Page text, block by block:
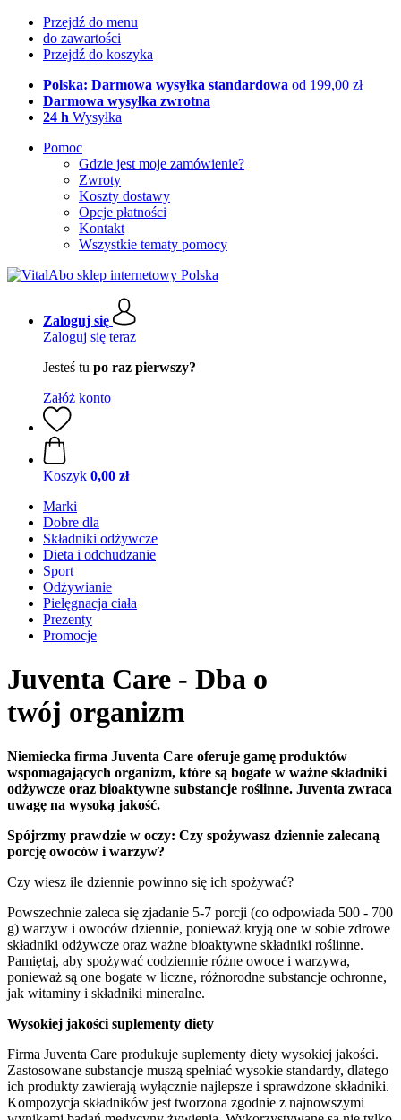
Przejdź do menu
do zawartości
Przejdź do koszyka
Polska: Darmowa wysyłka standardowa od 199,00 zł
Darmowa wysyłka zwrotna
24 h Wysyłka
Pomoc
Gdzie jest moje zamówienie?
Zwroty
Koszty dostawy
Opcje płatności
Kontakt
Wszystkie tematy pomocy
Zaloguj się
Zaloguj się teraz
Jesteś tu po raz pierwszy?
Załóż konto
Koszyk 0,00 zł
Marki
Dobre dla
Składniki odżywcze
Dieta i odchudzanie
Sport
Odżywianie
Pielęgnacja ciała
Prezenty
Promocje
Juventa Care - Dba o
twój organizm
Niemiecka firma Juventa Care oferuje gamę produktów
wspomagających organizm, które są bogate w ważne składniki
odżywcze oraz bioaktywne substancje roślinne. Juventa zwraca
uwagę na wysoką jakość.
Spójrzmy prawdzie w oczy: Czy spożywasz dziennie zalecaną
porcję owoców i warzyw?
Czy wiesz ile dziennie powinno się ich spożywać?
Powszechnie zaleca się zjadanie 5-7 porcji (co odpowiada 500 - 700
g) warzyw i owoców dziennie, ponieważ kryją one w sobie zdrowe
składniki odżywcze oraz ważne bioaktywne składniki roślinne.
Pamiętaj, aby spożywać codziennie różne owoce i warzywa,
ponieważ są one bogate w liczne, różnorodne substancje ochronne,
jak witaminy i składniki mineralne.
Wysokiej jakości suplementy diety
Firma Juventa Care produkuje suplementy diety wysokiej jakości.
Zastosowane substancje muszą spełniać wysokie standardy, dlatego
ich produkty zawierają wyłącznie najlepsze i sprawdzone składniki.
Kompozycja składników jest tworzona zgodnie z najnowszymi